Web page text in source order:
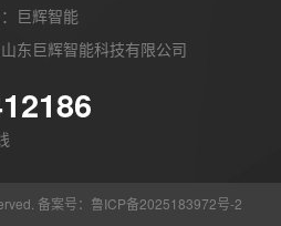
巨辉智能
山东巨辉智能科技有限公司
备案号： 鲁ICP备2025183972号-2